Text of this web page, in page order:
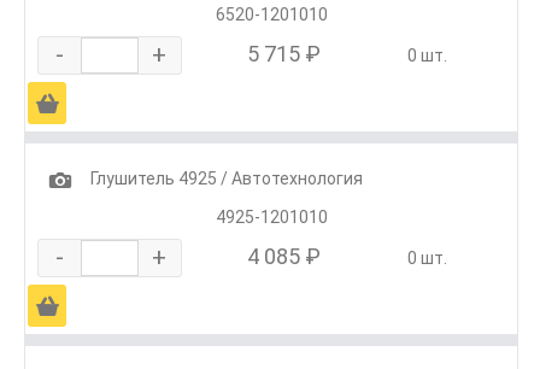
6520-1201010
- + 5 715 ₽ 0 шт.
Ä
1
Глушитель 4925 / Автотехнология
4925-1201010
- + 4 085 ₽ 0 шт.
Ä